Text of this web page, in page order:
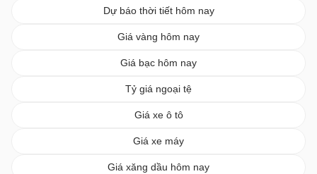
Dự báo thời tiết hôm nay
Giá vàng hôm nay
Giá bạc hôm nay
Tỷ giá ngoại tệ
Giá xe ô tô
Giá xe máy
Giá xăng dầu hôm nay